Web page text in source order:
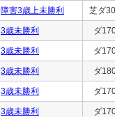
障害3歳上未勝利 芝ダ
3歳未勝利 ダ
3歳未勝利 ダ
3歳未勝利 ダ
3歳未勝利 ダ
3歳未勝利 ダ